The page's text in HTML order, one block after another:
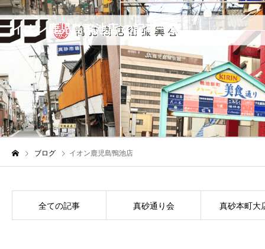
イオン鹿児島鴨池店 の記事一覧
ブログ イオン鹿児島鴨池店
全ての記事 真砂通り会 真砂本町大